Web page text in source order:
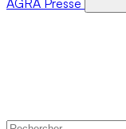
AGRA Presse